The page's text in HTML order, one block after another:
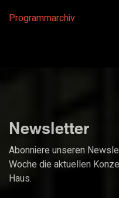
Programmarchiv
Newsletter
Abonniere unseren
Woche die aktuellen
Haus.